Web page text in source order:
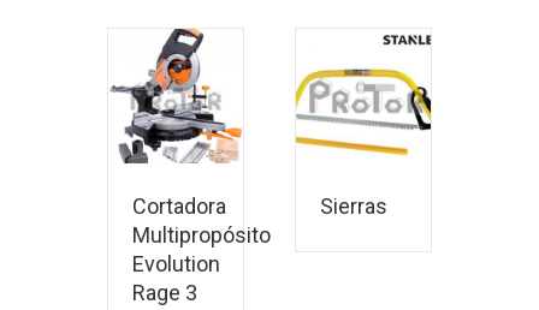
Cortadora
Multipropósito
Evolution
Rage 3
Leer más
Leer más
Sierras